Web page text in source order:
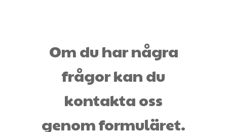
Om du har några
frågor kan du
kontakta oss
genom formuläret.